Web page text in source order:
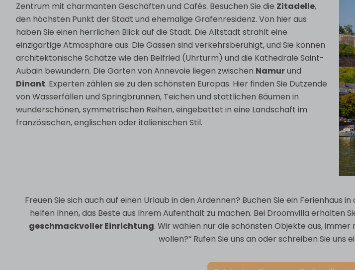
Zentrum mit charmanten Geschäften und Cafés. Besuchen Sie die Zitadelle,
den höchsten Punkt der Stadt und ehemalige Grafenresidenz. Von hier aus
haben Sie einen herrlichen Blick auf die Stadt. Die Altstadt strahlt eine
einzigartige Atmosphäre aus. Die Gassen sind verkehrsberuhigt, und Sie können
architektonische Schätze wie den Belfried (Uhrturm) und die Kathedrale Saint-
Aubain bewundern. Die Gärten von Annevoie liegen zwischen Namurund
Dinant. Experten zählen sie zu den schönsten Europas. Hier finden Sie Dutzende
von Wasserfällen und Springbrunnen, Teichen und stattlichen Bäumen in
wunderschönen, symmetrischen Reihen, eingebettet in eine Landschaft im
französischen, englischen oder italienischen Stil.
Freuen Sie sich auch auf einen Urlaub in den Ardennen? Buchen Sie ein Ferienhaus
helfen Ihnen, das Beste aus Ihrem Aufenthalt zu machen. Bei Droomvilla erhalten
geschmackvoller Einrichtung. Wir wählen nur die schönsten Objekte aus,
wollen?“ Rufen Sie uns an oder schreiben Sie uns